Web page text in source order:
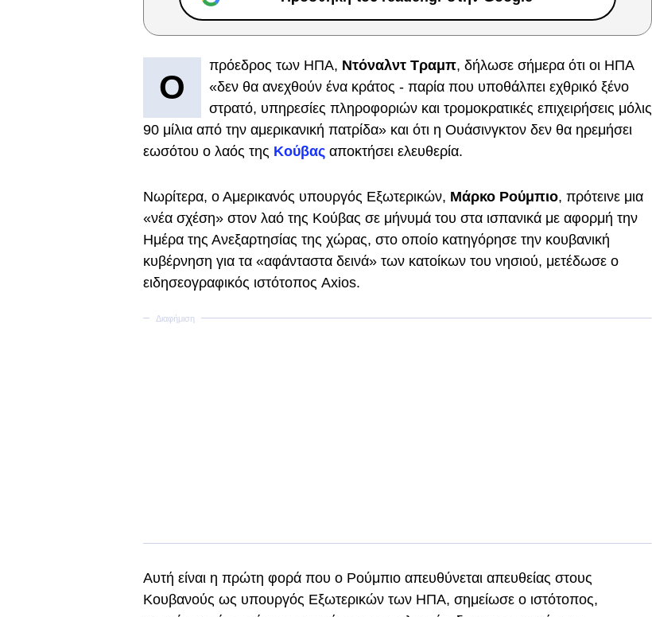
Ο
πρόεδρος των ΗΠΑ, Ντόναλντ Τραμπ, δήλωσε σήμερα ότι οι ΗΠΑ
«δεν θα ανεχθούν ένα κράτος - παρία που υποθάλπει εχθρικό ξένο
στρατό, υπηρεσίες πληροφοριών και τρομοκρατικές επιχειρήσεις μόλις
90 μίλια από την αμερικανική πατρίδα» και ότι η Ουάσινγκτον δεν θα ηρεμήσει
εωσότου ο λαός της Κούβαςαποκτήσει ελευθερία.
Νωρίτερα, ο Αμερικανός υπουργός Εξωτερικών, Μάρκο Ρούμπιο, πρότεινε μια
«νέα σχέση» στον λαό της Κούβας σε μήνυμά του στα ισπανικά με αφορμή την
Ημέρα της Ανεξαρτησίας της χώρας, στο οποίο κατηγόρησε την κουβανική
κυβέρνηση για τα «αφάνταστα δεινά» των κατοίκων του νησιού, μετέδωσε ο
ειδησεογραφικός ιστότοπος Axios.
Αυτή είναι η πρώτη φορά που ο Ρούμπιο απευθύνεται απευθείας στους
Κουβανούς ως υπουργός Εξωτερικών των ΗΠΑ, σημείωσε ο ιστότοπος,